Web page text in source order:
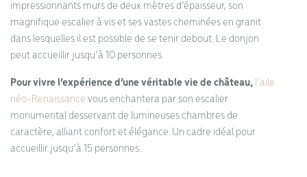
impressionnants murs de deux mètres d’épaisseur, son
magnifique escalier à vis et ses vastes cheminées en granit
dans lesquelles il est possible de se tenir debout. Le donjon
peut accueillir jusqu’à 10 personnes.
Pour vivre l’expérience d’une véritable vie de château, l’aile
néo-Renaissance vous enchantera par son escalier
monumental desservant de lumineuses chambres de
caractère, alliant confort et élégance. Un cadre idéal pour
accueillir jusqu’à 15 personnes.